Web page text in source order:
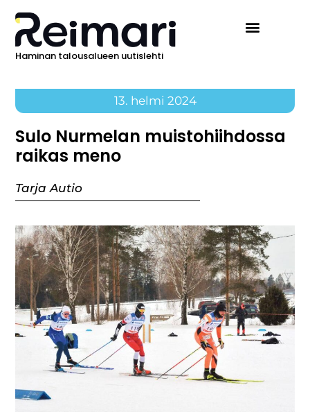
Haminan talousalueen uutislehti
13. helmi 2024
Sulo Nurmelan muistohiihdossa
raikas meno
Tarja Autio